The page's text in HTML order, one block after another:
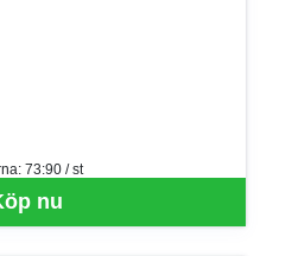
nu
73:90 / st